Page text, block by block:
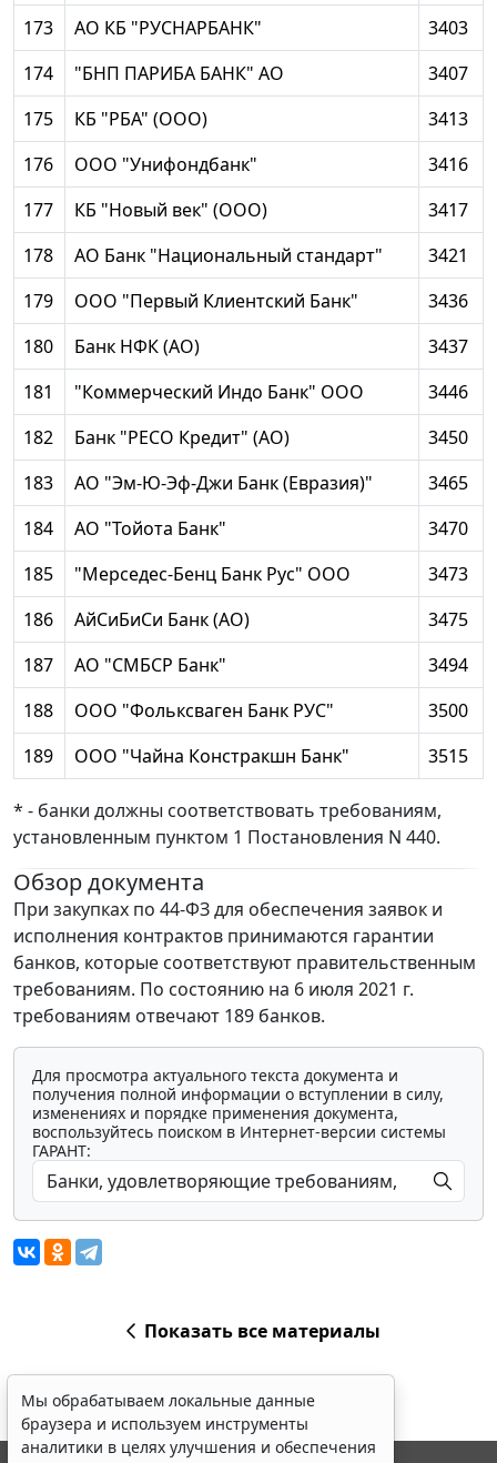
173
АО КБ "РУСНАРБАНК"
3403
174
"БНП ПАРИБА БАНК" АО
3407
175
КБ "РБА" (ООО)
3413
176
ООО "Унифондбанк"
3416
177
КБ "Новый век" (ООО)
3417
178
АО Банк "Национальный стандарт"
3421
179
ООО "Первый Клиентский Банк"
3436
180
Банк НФК (АО)
3437
181
"Коммерческий Индо Банк" ООО
3446
182
Банк "РЕСО Кредит" (АО)
3450
183
АО "Эм-Ю-Эф-Джи Банк (Евразия)"
3465
184
АО "Тойота Банк"
3470
185
"Мерседес-Бенц Банк Рус" ООО
3473
186
АйСиБиСи Банк (АО)
3475
187
АО "СМБСР Банк"
3494
188
ООО "Фольксваген Банк РУС"
3500
189
ООО "Чайна Констракшн Банк" 3515
* - банки должны соответствовать требованиям,
установленным пунктом 1 Постановления N 440.
Обзор документа
При закупках по 44-ФЗ для обеспечения заявок и
исполнения контрактов принимаются гарантии
банков, которые соответствуют правительственным
требованиям. По состоянию на 6 июля 2021 г.
требованиям отвечают 189 банков.
Для просмотра актуального текста документа и
получения полной информации о вступлении в силу,
изменениях и порядке применения документа,
воспользуйтесь поиском в Интернет-версии системы
ГАРАНТ:
Показать все материалы
Мы обрабатываем локальные данные
браузера и используем инструменты
аналитики в целях улучшения и обеспечения